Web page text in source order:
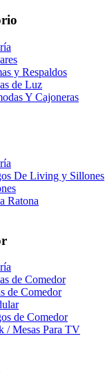
y Respaldos
de Luz
Y Cajoneras
De Living y Sillones
Ratona
de Comedor
de Comedor
de Comedor
/ Mesas Para TV